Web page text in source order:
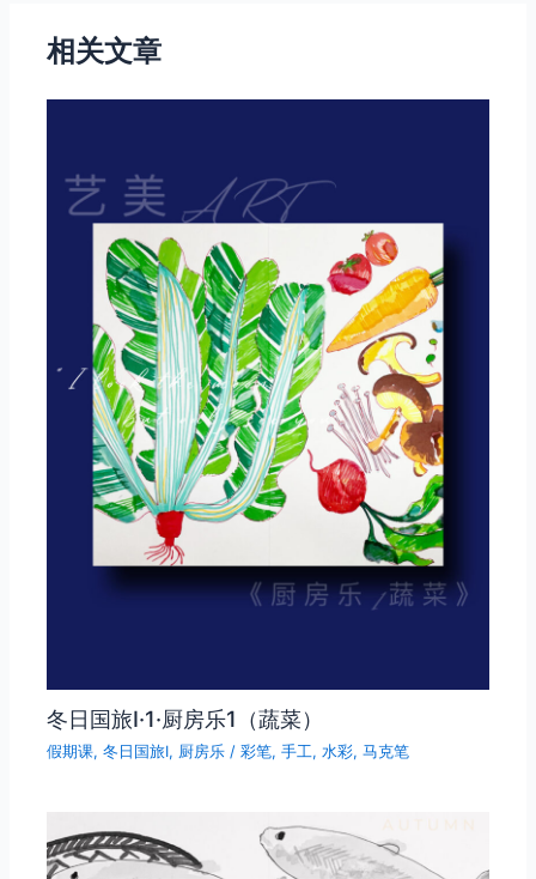
航
相关文章
冬日国旅Ⅰ·1·厨房乐1（蔬菜）
假期课,冬日国旅Ⅰ, 厨房乐 /彩笔,手工,水彩,马克笔